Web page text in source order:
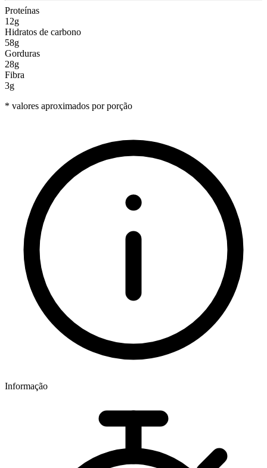
Proteínas
12g
Hidratos de carbono
58g
Gorduras
28g
Fibra
3g
* valores aproximados por porção
Informação